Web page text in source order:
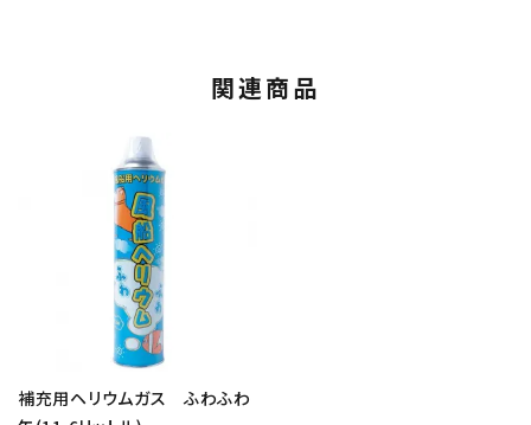
関連商品
補充用ヘリウムガス ふわふわ